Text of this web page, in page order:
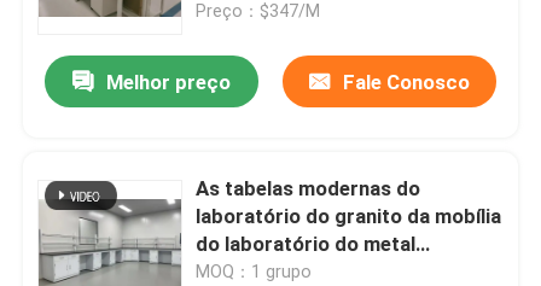
Preço：$347/M
Melhor preço Fale Conosco
As tabelas modernas do
laboratório do granito da mobília
do laboratório do metal
trabalham bancos com torneira
MOQ：1 grupo